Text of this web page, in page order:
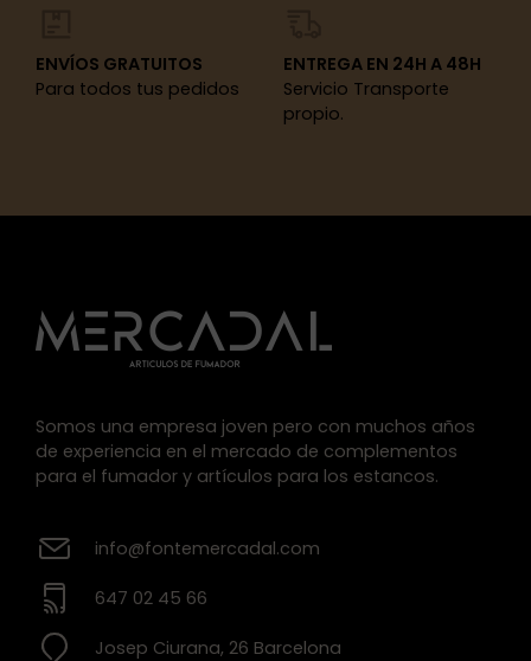
ENVÍOS GRATUITOS
Para todos tus pedidos
ENTREGA EN 24H A 48H
Servicio Transporte
propio.
Somos una empresa joven pero con muchos años
de experiencia en el mercado de complementos
para el fumador y artículos para los estancos.
info@fontemercadal.com
647 02 45 66
Josep Ciurana, 26 Barcelona